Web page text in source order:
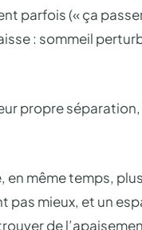
parfois (« ça
: sommeil
propre
en même temps,
mieux, et un
de